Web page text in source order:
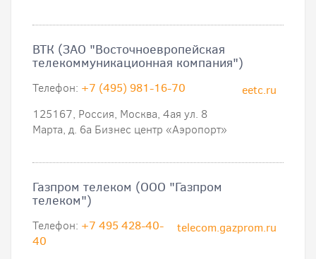
ВТК (ЗАО "Восточноевропейская
телекоммуникационная компания")
eetc.ru
Телефон: +7 (495) 981-16-70
125167, Россия, Москва, 4ая ул. 8
Марта, д. 6а Бизнес центр «Аэропорт»
Газпром телеком (ООО "Газпром
телеком")
telecom.gazprom.ru
Телефон: +7 495 428-40-
40